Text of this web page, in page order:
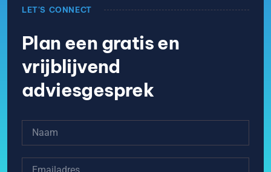
LET'S CONNECT
Plan een gratis en
vrijblijvend
adviesgesprek